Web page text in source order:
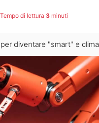
Tempo di lettura 3 minuti
diventare "smart" e